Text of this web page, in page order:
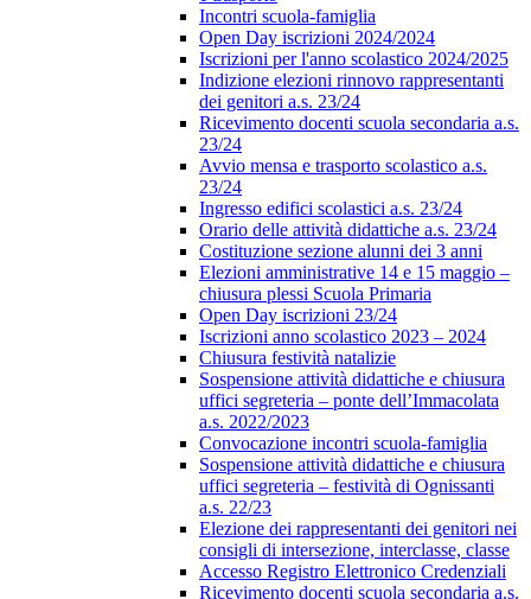
Incontri scuola-famiglia
Open Day iscrizioni 2024/2024
Iscrizioni per l'anno scolastico 2024/2025
Indizione elezioni rinnovo rappresentanti
dei genitori a.s. 23/24
Ricevimento docenti scuola secondaria a.s.
23/24
Avvio mensa e trasporto scolastico a.s.
23/24
Ingresso edifici scolastici a.s. 23/24
Orario delle attività didattiche a.s. 23/24
Costituzione sezione alunni dei 3 anni
Elezioni amministrative 14 e 15 maggio –
chiusura plessi Scuola Primaria
Open Day iscrizioni 23/24
Iscrizioni anno scolastico 2023 – 2024
Chiusura festività natalizie
Sospensione attività didattiche e chiusura
uffici segreteria – ponte dell’Immacolata
a.s. 2022/2023
Convocazione incontri scuola-famiglia
Sospensione attività didattiche e chiusura
uffici segreteria – festività di Ognissanti
a.s. 22/23
Elezione dei rappresentanti dei genitori nei
consigli di intersezione, interclasse, classe
Accesso Registro Elettronico Credenziali
Ricevimento docenti scuola secondaria a.s.